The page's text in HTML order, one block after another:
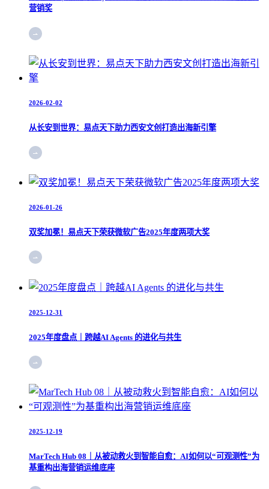
营销奖
2026-02-02
从长安到世界：易点天下助力西安文创打造出海新引擎
2026-01-26
双奖加冕！易点天下荣获微软广告2025年度两项大奖
2025-12-31
2025年度盘点｜跨越AI Agents 的进化与共生
2025-12-19
MarTech Hub 08｜从被动救火到智能自愈：AI如何以“可观测性”为
基重构出海营销运维底座